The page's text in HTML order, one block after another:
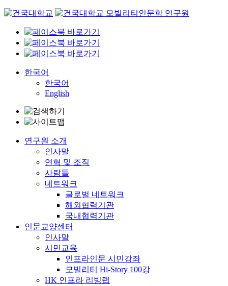
Skip
content
한국어
한국어
English
연구원 소개
인사말
연혁 및 조직
사람들
네트워크
글로벌 네트워크
해외협력기관
국내협력기관
인문교양센터
인사말
시민교육
인프라인문 시민강좌
모빌리티 Hi-Story 100강
HK 인프라 리빙랩